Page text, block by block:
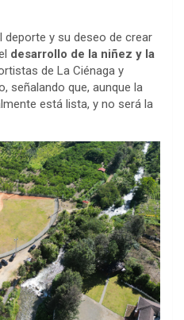
y su deseo de crear
desarrollo de la niñez y la
de La Ciénaga y
señalando que, aunque la
está lista, y no será la